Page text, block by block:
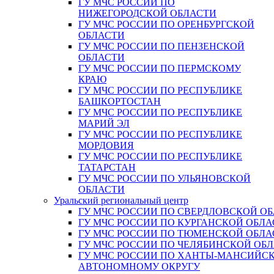
ГУ МЧС РОССИИ ПО
НИЖЕГОРОДСКОЙ ОБЛАСТИ
ГУ МЧС РОССИИ ПО ОРЕНБУРГСКОЙ
ОБЛАСТИ
ГУ МЧС РОССИИ ПО ПЕНЗЕНСКОЙ
ОБЛАСТИ
ГУ МЧС РОССИИ ПО ПЕРМСКОМУ
КРАЮ
ГУ МЧС РОССИИ ПО РЕСПУБЛИКЕ
БАШКОРТОСТАН
ГУ МЧС РОССИИ ПО РЕСПУБЛИКЕ
МАРИЙ ЭЛ
ГУ МЧС РОССИИ ПО РЕСПУБЛИКЕ
МОРДОВИЯ
ГУ МЧС РОССИИ ПО РЕСПУБЛИКЕ
ТАТАРСТАН
ГУ МЧС РОССИИ ПО УЛЬЯНОВСКОЙ
ОБЛАСТИ
Уральский региональный центр
ГУ МЧС РОССИИ ПО СВЕРДЛОВСКОЙ
ГУ МЧС РОССИИ ПО КУРГАНСКОЙ
ГУ МЧС РОССИИ ПО ТЮМЕНСКОЙ
ГУ МЧС РОССИИ ПО ЧЕЛЯБИНСКОЙ
ГУ МЧС РОССИИ ПО ХАНТЫ-
АВТОНОМНОМУ ОКРУГУ